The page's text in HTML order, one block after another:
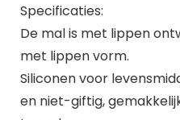
Specificaties:
De mal is met lippen
met lippen vorm.
Siliconen voor
en niet-giftig,